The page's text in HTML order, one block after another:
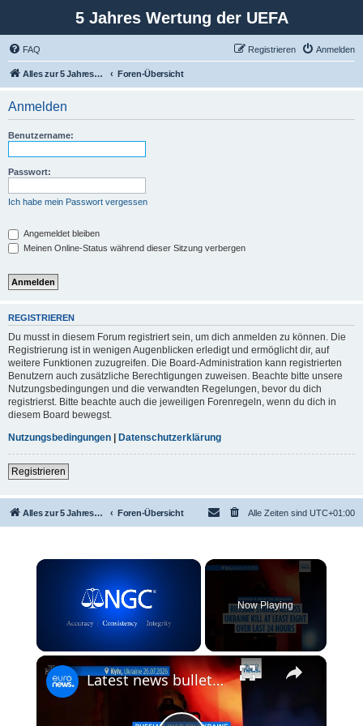
5 Jahres Wertung der UEFA
FAQ Anmelden
Registrieren
Alles zur 5 Jahreswertung / Tabelle der UEFA mit vielen Statistiken. Foren-Übersicht
Anmelden
Benutzername:
Passwort:
Ich habe mein Passwort vergessen
Angemeldet bleiben
Meinen Online-Status während dieser Sitzung verbergen
REGISTRIEREN
Du musst in diesem Forum registriert sein, um dich anmelden zu können. Die
Registrierung ist in wenigen Augenblicken erledigt und ermöglicht dir, auf
weitere Funktionen zuzugreifen. Die Board-Administration kann registrierten
Benutzern auch zusätzliche Berechtigungen zuweisen. Beachte bitte unsere
Nutzungsbedingungen und die verwandten Regelungen, bevor du dich
registrierst. Bitte beachte auch die jeweiligen Forenregeln, wenn du dich in
diesem Board bewegst.
Nutzungsbedingungen | Datenschutzerklärung
Registrieren
Alles zur 5 Jahreswertung / Tabelle der UEFA mit vielen Statistiken. Foren-Übersicht Alle Zeiten sind UTC+01:00
×
Now Playing
×
Latest news bulletin | July 27th, 2026 – Morning